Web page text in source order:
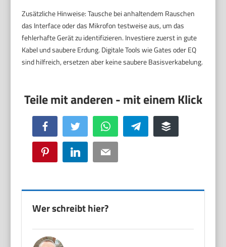
Zusätzliche Hinweise: Tausche bei anhaltendem Rauschen
das Interface oder das Mikrofon testweise aus, um das
fehlerhafte Gerät zu identifizieren. Investiere zuerst in gute
Kabel und saubere Erdung. Digitale Tools wie Gates oder EQ
sind hilfreich, ersetzen aber keine saubere Basisverkabelung.
Facebook Twitter WhatsApp Telegram Buffer
Pinterest LinkedIn Email
Wer schreibt hier?